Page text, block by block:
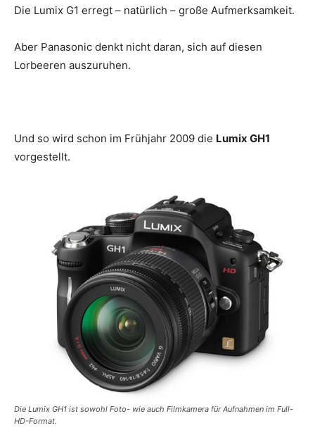
Die Lumix G1 erregt – natürlich – große Aufmerksamkeit.
Aber Panasonic denkt nicht daran, sich auf diesen
Lorbeeren auszuruhen.
Und so wird schon im Frühjahr 2009 die Lumix GH1
vorgestellt.
Die Lumix GH1 ist sowohl Foto- wie auch Filmkamera für Aufnahmen im Full-
HD-Format.